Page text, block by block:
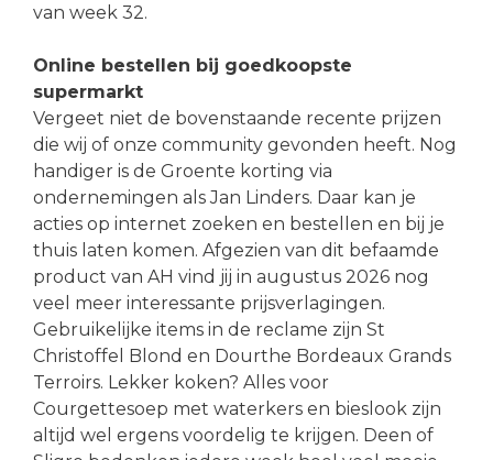
van week 32.
Online bestellen bij goedkoopste
supermarkt
Vergeet niet de bovenstaande recente prijzen
die wij of onze community gevonden heeft. Nog
handiger is de Groente korting via
ondernemingen als Jan Linders. Daar kan je
acties op internet zoeken en bestellen en bij je
thuis laten komen. Afgezien van dit befaamde
product van AH vind jij in augustus 2026 nog
veel meer interessante prijsverlagingen.
Gebruikelijke items in de reclame zijn St
Christoffel Blond en Dourthe Bordeaux Grands
Terroirs. Lekker koken? Alles voor
Courgettesoep met waterkers en bieslook zijn
altijd wel ergens voordelig te krijgen. Deen of